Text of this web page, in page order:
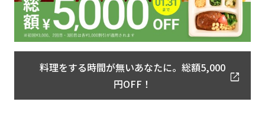
料理をする時間が無いあなたに。総額5,000
円OFF！